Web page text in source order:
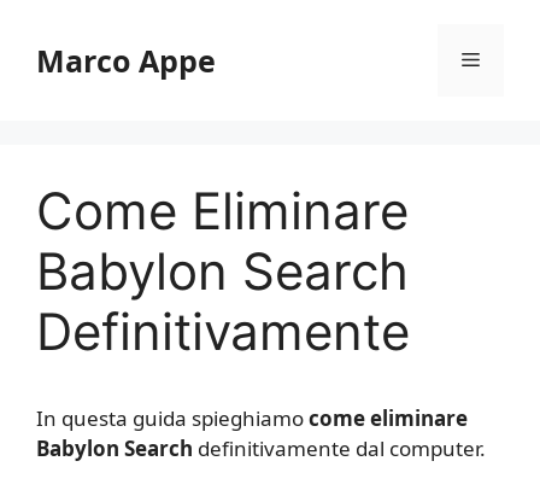
contenuto
Marco Appe Menu
Come Eliminare
Babylon Search
Definitivamente
In questa guida spieghiamocome eliminare
Babylon Search definitivamente dal computer.